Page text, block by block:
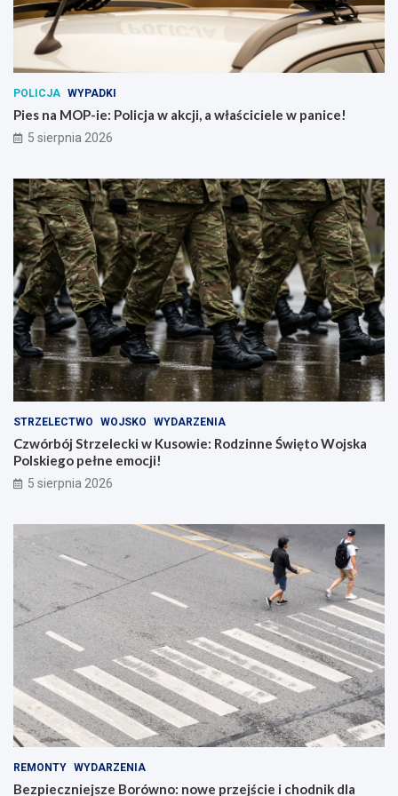
F
o
o
n
i
e
!
i
e
w
p
a
n
i
!
POLICJA WYPADKI
Pies na MOP-ie: Policja w akcji, a właściciele w panice!
5 sierpnia 2026
STRZELECTWO WOJSKO WYDARZENIA
Czwórbój Strzelecki w Kusowie: Rodzinne Święto Wojska
Polskiego pełne emocji!
5 sierpnia 2026
REMONTY WYDARZENIA
Bezpieczniejsze Borówno: nowe przejście i chodnik dla